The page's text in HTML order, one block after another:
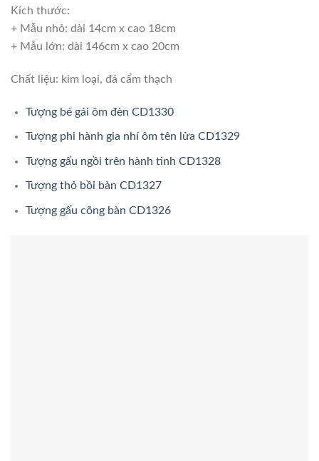
Kích thước:
+ Mẫu nhỏ: dài 14cm x cao 18cm
+ Mẫu lớn: dài 146cm x cao 20cm
Chất liệu: kim loại, đá cẩm thạch
Tượng bé gái ôm đèn CD1330
Tượng phi hành gia nhí ôm tên lửa CD1329
Tượng gấu ngồi trên hành tinh CD1328
Tượng thỏ bồi bàn CD1327
Tượng gấu cõng bàn CD1326